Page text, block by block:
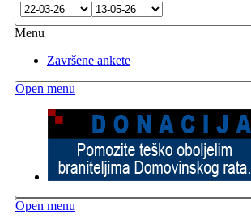
Menu
Završene ankete
Open menu
Open menu